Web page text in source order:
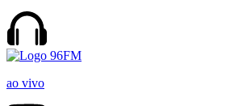
ao vivo